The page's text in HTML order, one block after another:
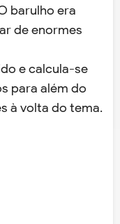
barulho era
de enormes
e calcula-se
para além do
à volta do tema.